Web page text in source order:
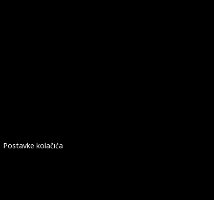
Postavke kolačića